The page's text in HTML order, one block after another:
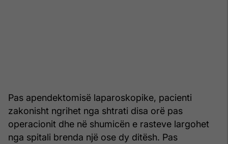
Pas apendektomisë laparoskopike, pacienti
zakonisht ngrihet nga shtrati disa orë pas
operacionit dhe në shumicën e rasteve largohet
nga spitali brenda një ose dy ditësh. Pas